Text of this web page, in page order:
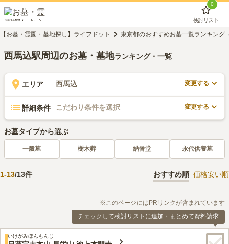
0
検討リスト
【お墓・霊園・墓地探し】ライフドット 東京都のおすすめお墓一覧ランキング
西馬込駅周辺のお墓・墓地ランキング・一覧
エリア 西馬込 変更する
詳細条件 こだわり条件を選択 変更する
お墓タイプから選ぶ
一般墓 樹木葬 納骨堂 永代供養墓
1-13/13件 おすすめ順 価格安い順
※このページにはPRリンクが含まれています
チェックして検討リストに追加・まとめて資料請求
いけがみほんもんじ